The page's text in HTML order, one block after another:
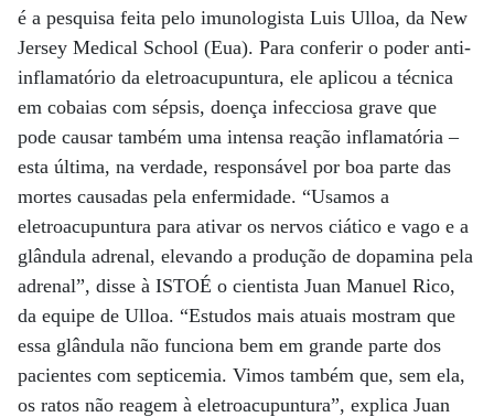
é a pesquisa feita pelo imunologista Luis Ulloa, da New
Jersey Medical School (Eua). Para conferir o poder anti-
inflamatório da eletroacupuntura, ele aplicou a técnica
em cobaias com sépsis, doença infecciosa grave que
pode causar também uma intensa reação inflamatória –
esta última, na verdade, responsável por boa parte das
mortes causadas pela enfermidade. “Usamos a
eletroacupuntura para ativar os nervos ciático e vago e a
glândula adrenal, elevando a produção de dopamina pela
adrenal”, disse à ISTOÉ o cientista Juan Manuel Rico,
da equipe de Ulloa. “Estudos mais atuais mostram que
essa glândula não funciona bem em grande parte dos
pacientes com septicemia. Vimos também que, sem ela,
os ratos não reagem à eletroacupuntura”, explica Juan